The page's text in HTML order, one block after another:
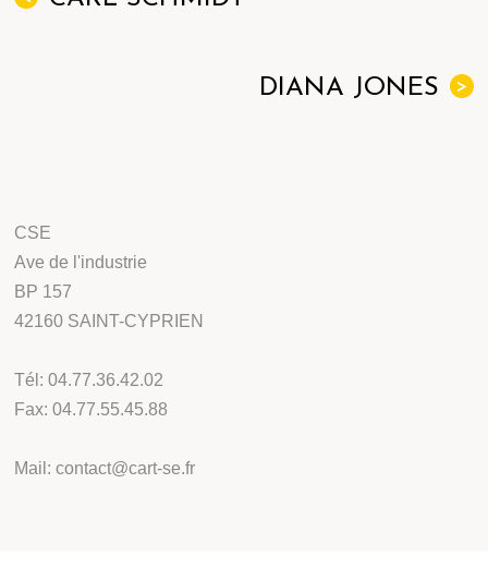
>
DIANA JONES
CSE
Ave de l'industrie
BP 157
42160 SAINT-CYPRIEN
Tél: 04.77.36.42.02
Fax: 04.77.55.45.88
Mail: contact@cart-se.fr